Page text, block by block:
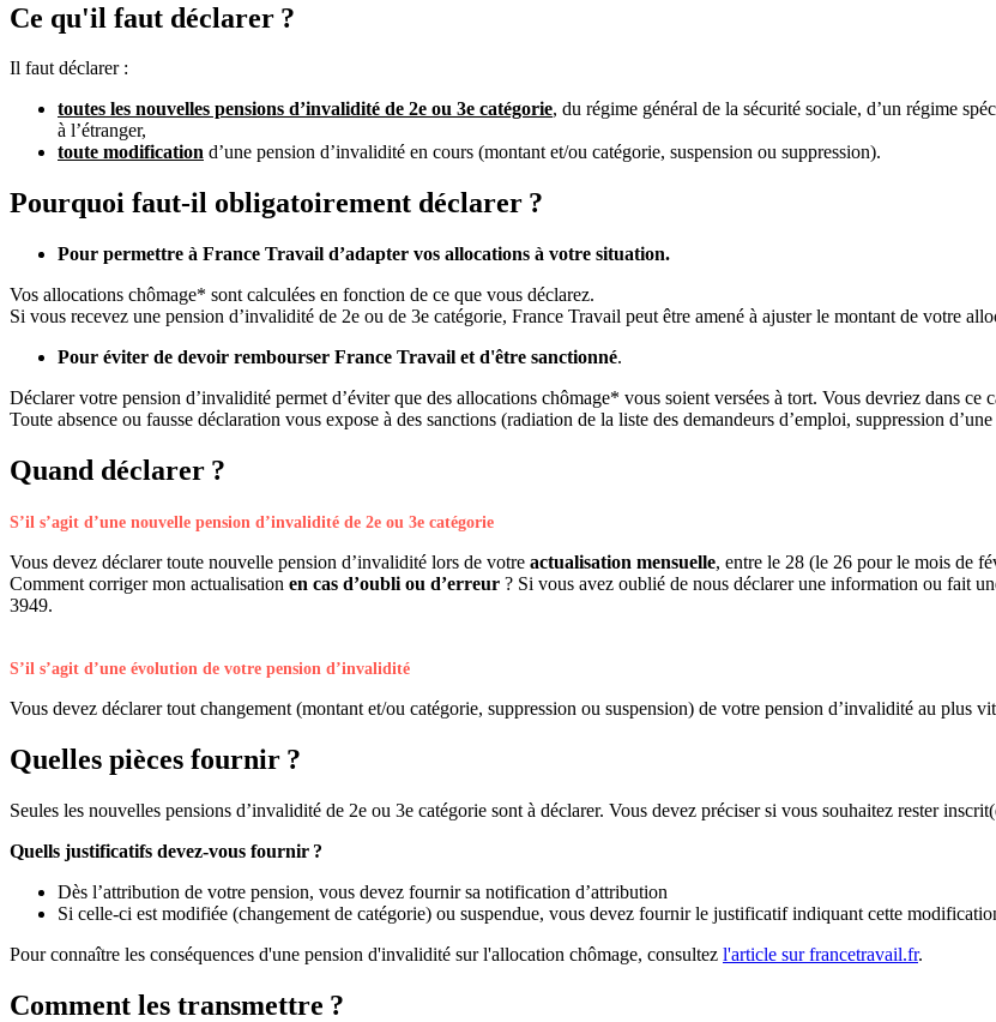
Ce qu'il faut déclarer ?
Il faut déclarer :
toutes les nouvelles pensions d’invalidité de 2e ou 3e catégorie, du régime général de la sécurité sociale, d’un régime
à l’étranger,
toute modification d’une pension d’invalidité en cours (montant et/ou catégorie, suspension ou suppression).
Pourquoi faut-il obligatoirement déclarer ?
Pour permettre à France Travail d’adapter vos allocations à votre situation.
Vos allocations chômage* sont calculées en fonction de ce que vous déclarez.
Si vous recevez une pension d’invalidité de 2e ou de 3e catégorie, France Travail peut être amené à ajuster le montant de votre
Pour éviter de devoir rembourser France Travail et d'être sanctionné.
Déclarer votre pension d’invalidité permet d’éviter que des allocations chômage* vous soient versées à tort. Vous devriez dans ce
Toute absence ou fausse déclaration vous expose à des sanctions (radiation de la liste des demandeurs d’emploi, suppression
Quand déclarer ?
S’il s’agit d’une nouvelle pension d’invalidité de 2e ou 3e catégorie
Vous devez déclarer toute nouvelle pension d’invalidité lors de votre actualisation mensuelle, entre le 28 (le 26 pour le mois de
Comment corriger mon actualisation en cas d’oubli ou d’erreur ? Si vous avez oublié de nous déclarer une information ou fait
3949.
S’il s’agit d’une évolution de votre pension d’invalidité
Vous devez déclarer tout changement (montant et/ou catégorie, suppression ou suspension) de votre pension d’invalidité au plus
Quelles pièces fournir ?
Seules les nouvelles pensions d’invalidité de 2e ou 3e catégorie sont à déclarer. Vous devez préciser si vous souhaitez rester
Quells justificatifs devez-vous fournir ?
Dès l’attribution de votre pension, vous devez fournir sa notification d’attribution
Si celle-ci est modifiée (changement de catégorie) ou suspendue, vous devez fournir le justificatif indiquant cette
Pour connaître les conséquences d'une pension d'invalidité sur l'allocation chômage, consultez l'article sur francetravail.fr.
Comment les transmettre ?